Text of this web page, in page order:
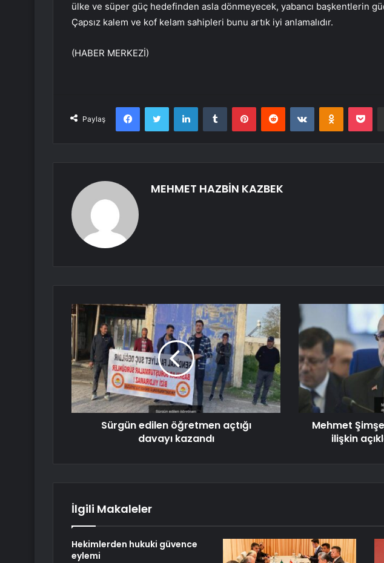
ülke ve süper güç hedefinden asla dönmeyecek, yabancı başkentlerin
Çapsız kalem ve kof kelam sahipleri bunu artık iyi anlamalıdır.
(HABER MERKEZİ)
Paylaş
FacebookTwitter LinkedInTumblr PinterestReddit VKontakte
MEHMET HAZBİN KAZBEK
Sürgün edilen öğretmen açtığı
davayı kazandı
Mehmet
ilişkin
İlgili Makaleler
Hekimlerden hukuki güvence
eylemi